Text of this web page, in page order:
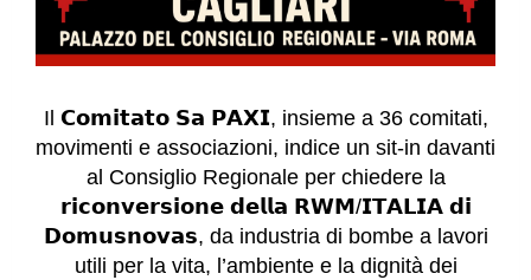
Il 𝗖𝗼𝗺𝗶𝘁𝗮𝘁𝗼 𝗦𝗮 𝗣𝗔𝗫𝗜, insieme a 36 comitati,
movimenti e associazioni, indice un sit-in davanti
al Consiglio Regionale per chiedere la
𝗿𝗶𝗰𝗼𝗻𝘃𝗲𝗿𝘀𝗶𝗼𝗻𝗲 𝗱𝗲𝗹𝗹𝗮 𝗥𝗪𝗠/𝗜𝗧𝗔𝗟𝗜𝗔 𝗱𝗶
𝗗𝗼𝗺𝘂𝘀𝗻𝗼𝘃𝗮𝘀, da industria di bombe a lavori
utili per la vita, l’ambiente e la dignità dei